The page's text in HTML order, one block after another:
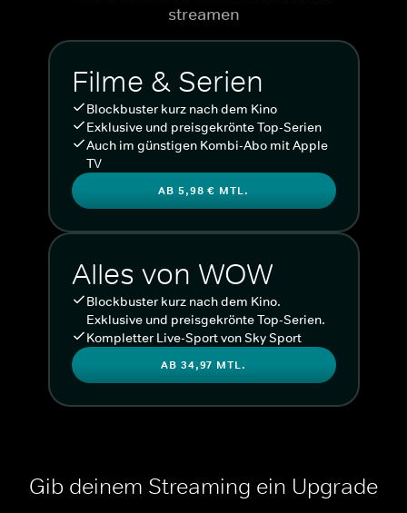
streamen
Filme & Serien
Blockbuster kurz nach dem Kino
Exklusive und preisgekrönte Top-Serien
Auch im günstigen Kombi-Abo mit Apple
TV
AB 5,98 € MTL.
Alles von WOW
Blockbuster kurz nach dem Kino.
Exklusive und preisgekrönte Top-Serien.
Kompletter Live-Sport von Sky Sport
AB 34,97 MTL.
Gib deinem Streaming ein Upgrade